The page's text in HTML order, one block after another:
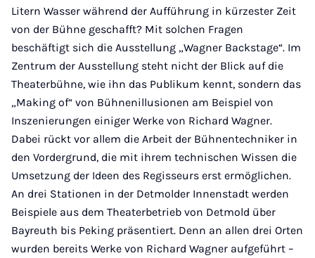
Litern Wasser während der Aufführung in kürzester Zeit
von der Bühne geschafft? Mit solchen Fragen
beschäftigt sich die Ausstellung „Wagner Backstage“. Im
Zentrum der Ausstellung steht nicht der Blick auf die
Theaterbühne, wie ihn das Publikum kennt, sondern das
„Making of“ von Bühnenillusionen am Beispiel von
Inszenierungen einiger Werke von Richard Wagner.
Dabei rückt vor allem die Arbeit der Bühnentechniker in
den Vordergrund, die mit ihrem technischen Wissen die
Umsetzung der Ideen des Regisseurs erst ermöglichen.
An drei Stationen in der Detmolder Innenstadt werden
Beispiele aus dem Theaterbetrieb von Detmold über
Bayreuth bis Peking präsentiert. Denn an allen drei Orten
wurden bereits Werke von Richard Wagner aufgeführt –